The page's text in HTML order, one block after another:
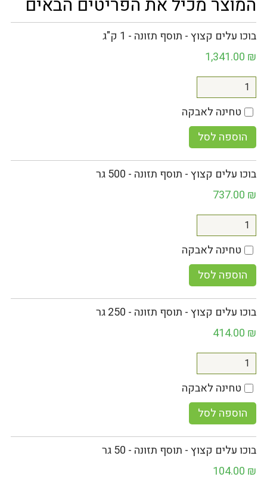
בוכו עלים קצוץ - תוסף תזונה - 1 ק"ג
1,341.00 ₪
טחינה לאבקה
הוספה לסל
בוכו עלים קצוץ - תוסף תזונה - 500 גר
737.00 ₪
טחינה לאבקה
הוספה לסל
בוכו עלים קצוץ - תוסף תזונה - 250 גר
414.00 ₪
טחינה לאבקה
הוספה לסל
בוכו עלים קצוץ - תוסף תזונה - 50 גר
104.00 ₪